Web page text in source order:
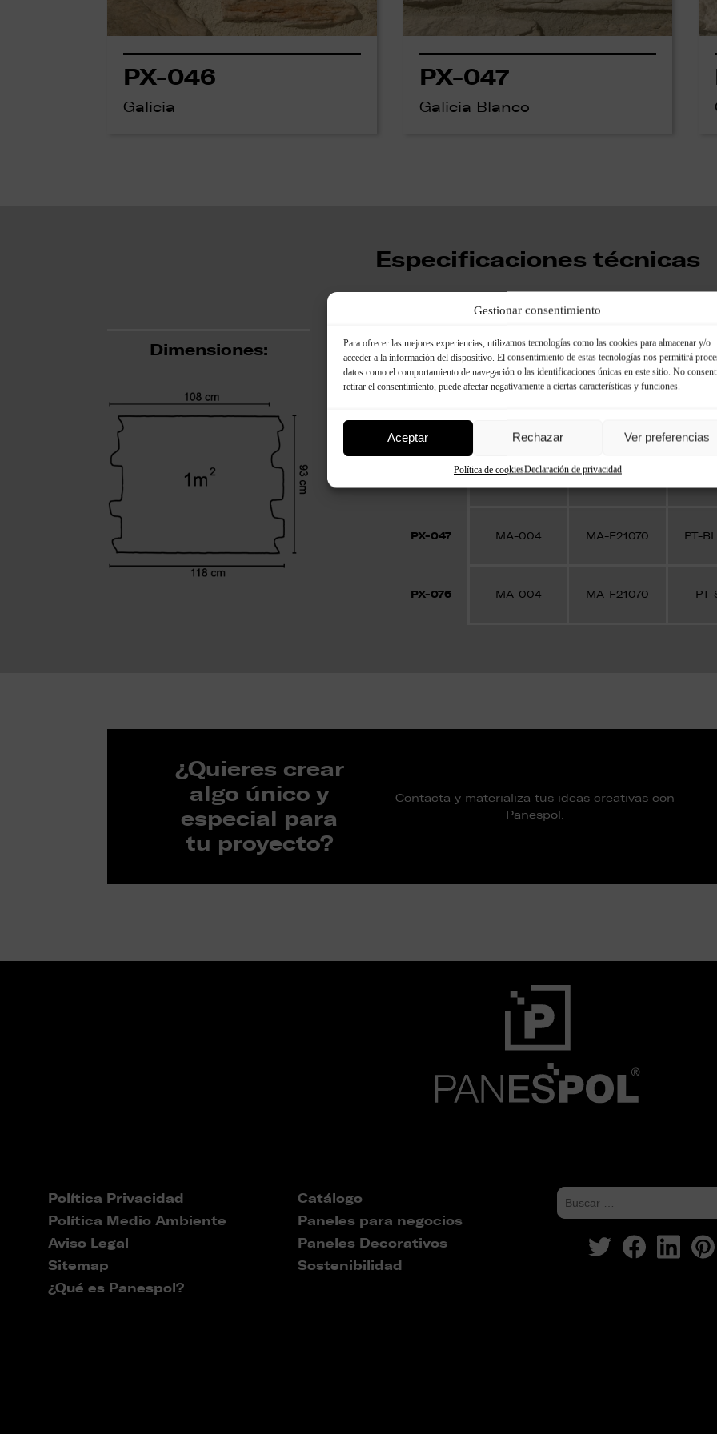
Gestionar consentimiento
Para ofrecer las mejores experiencias, utilizamos tecnologías como las cookies para almacenar y/o
acceder a la información del dispositivo. El consentimiento de estas tecnologías nos permitirá
datos como el comportamiento de navegación o las identificaciones únicas en este sitio. No
retirar el consentimiento, puede afectar negativamente a ciertas características y funciones.
Aceptar Rechazar Ver preferencias
Política de cookiesDeclaración de privacidad
PX-046
Galicia
PX-047
Galicia Blanco
Especificaciones técnicas
Dimensiones: Complementos de
para
MA-004 MA-F21070
PX-047 MA-004 MA-F21070 PT-
PX-076 MA-004 MA-F21070 PT-
¿Quieres crear
algo único y
especial para
tu proyecto?
Contacta y materializa tus ideas creativas con
Panespol.
Política Privacidad
Política Medio Ambiente
Aviso Legal
Sitemap
¿Qué es Panespol?
Catálogo
Paneles para negocios
Paneles Decorativos
Sostenibilidad